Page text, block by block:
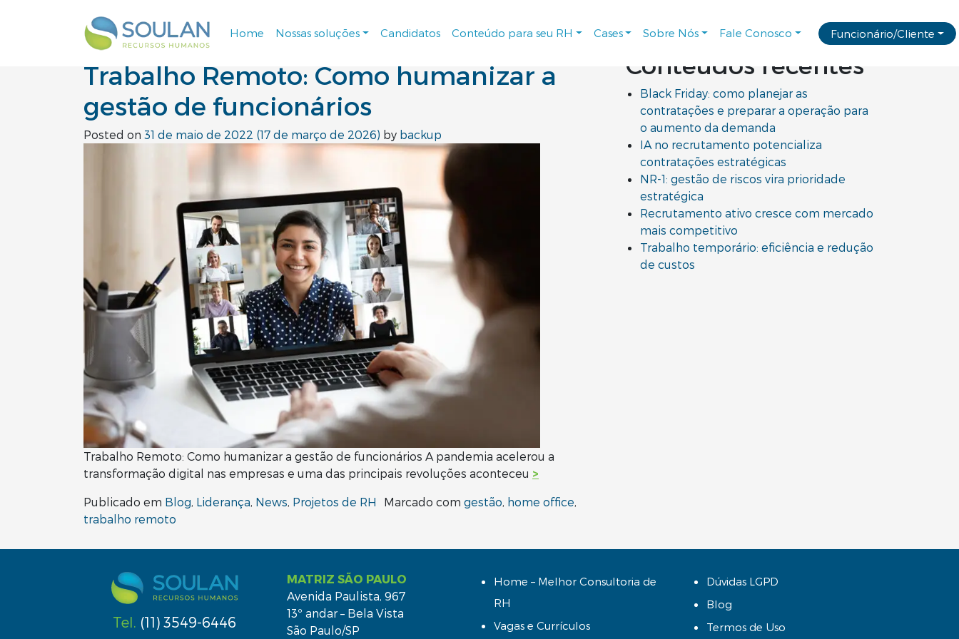
Navegação principal
Home Nossas soluções Candidatos Conteúdo para seu RH Cases Sobre Nós Fale Conosco Funcionário/Cliente
Tag:gestão
Trabalho Remoto: Como humanizar a
gestão de funcionários
Posted on 31 de maio de 2022 (17 de março de 2026) by backup
Trabalho Remoto: Como humanizar a gestão de funcionários A pandemia acelerou a
transformação digital nas empresas e uma das principais revoluções aconteceu >
Publicado em Blog Liderança News Projetos de RH Marcado com gestão home office
trabalho remoto
Pesquisar por:
Conteúdos recentes
Black Friday: como planejar as
contratações e preparar a operação para
o aumento da demanda
IA no recrutamento potencializa
contratações estratégicas
NR-1: gestão de riscos vira prioridade
estratégica
Recrutamento ativo cresce com mercado
mais competitivo
Trabalho temporário: eficiência e redução
de custos
Tel. (11) 3549-6446
MATRIZ SÃO PAULO
Avenida Paulista, 967
13º andar – Bela Vista
São Paulo/SP
Home – Melhor Consultoria de
RH
Vagas e Currículos
Dúvidas LGPD
Blog
Termos de Uso